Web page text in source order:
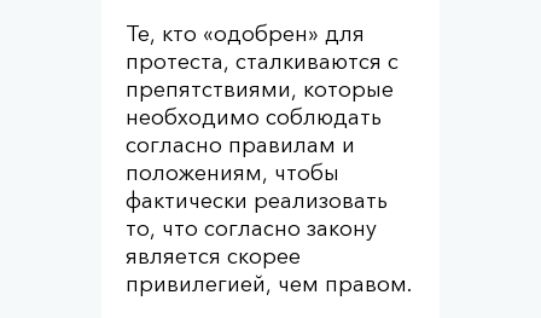
Те, кто «одобрен» для
протеста, сталкиваются с
препятствиями, которые
необходимо соблюдать
согласно правилам и
положениям, чтобы
фактически реализовать
то, что согласно закону
является скорее
привилегией, чем правом.